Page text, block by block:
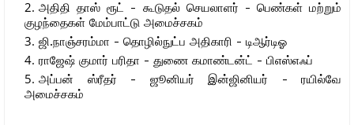
அதிதி தாஸ் ரூட் - கூடுதல் செயலாளர் - பெண்கள் மற்றும்
குழந்தைகள் மேம்பாட்டு அமைச்சகம்
ஜி.நாஞ்சரம்மா - தொழில்நுட்ப அதிகாரி - டிஆர்டிஓ
ராஜேஷ் குமார் பரிதா - துணை கமாண்டன்ட் - பிஎஸ்எஃப்
அப்பன் ஸ்ரீதர் - ஜூனியர் இன்ஜினியர் - ரயில்வே
அமைச்சகம்